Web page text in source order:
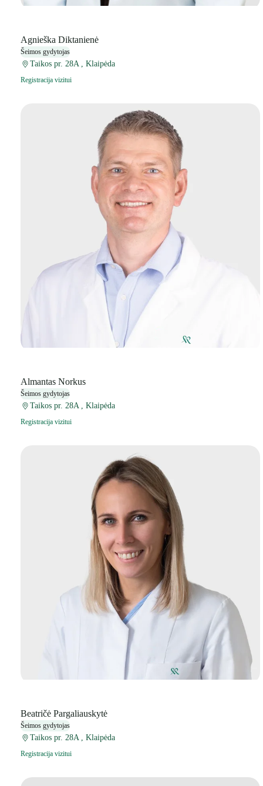
Agnieška Diktanienė
Šeimos gydytojas
Taikos pr. 28A , Klaipėda
Registracija vizitui
Almantas Norkus
Šeimos gydytojas
Taikos pr. 28A , Klaipėda
Registracija vizitui
Beatričė Pargaliauskytė
Šeimos gydytojas
Taikos pr. 28A , Klaipėda
Registracija vizitui